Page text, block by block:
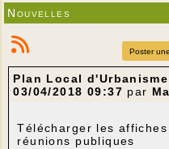
Nouvelles
Poster
Plan Local
03/04/2018 09:37 par
Télécharger les
réunions publiques